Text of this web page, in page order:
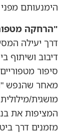
הימנעותם
"הרחקה
דרך יעילה
דיבוב ושיתוף
מאחר שהנפש
מושגית/
המציפות את
מזמנים דרך